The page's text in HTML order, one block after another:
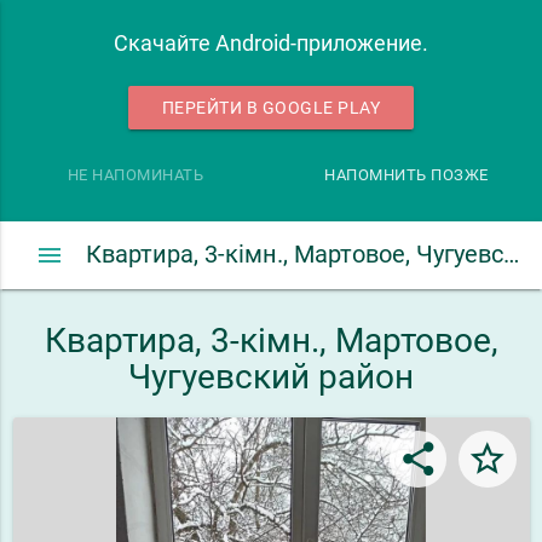
Скачайте Android-приложение.
ПЕРЕЙТИ В GOOGLE PLAY
НЕ НАПОМИНАТЬ НАПОМНИТЬ ПОЗЖЕ
Квартира, 3-кімн., Мартовое, Чугуевский район
menu
Квартира, 3-кімн., Мартовое,
Чугуевский район
share star_border